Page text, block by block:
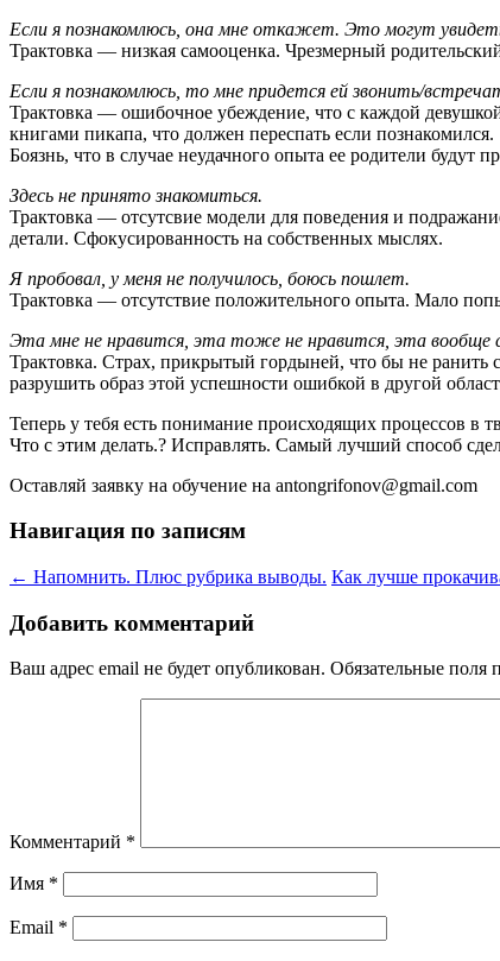
Если я познакомлюсь, она мне откажет. Это могут
Трактовка — низкая самооценка. Чрезмерный
Если я познакомлюсь, то мне придется ей звонить/
Трактовка — ошибочное убеждение, что с каждой
книгами пикапа, что должен переспать если познакомился.
Боязнь, что в случае неудачного опыта ее родители будут
Здесь не принято знакомиться.
Трактовка — отсутсвие модели для поведения и
детали. Сфокусированность на собственных мыслях.
Я пробовал, у меня не получилось, боюсь пошлет.
Трактовка — отсутствие положительного опыта. Мало
Эта мне не нравится, эта тоже не нравится, эта вообще
Трактовка. Страх, прикрытый гордыней, что бы не ранить
разрушить образ этой успешности ошибкой в другой
Теперь у тебя есть понимание происходящих процессов в
Что с этим делать.? Исправлять. Самый лучший способ
Оставляй заявку на обучение на antongrifonov@gmail.com
Навигация по записям
← Напомнить. Плюс рубрика выводы. Как лучше
Добавить комментарий
Ваш адрес email не будет опубликован. Обязательные поля
Комментарий *
Имя *
Email *